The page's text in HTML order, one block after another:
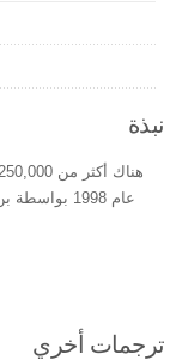
نبذة
عام 1998 بواسطة بن ستيد و أصبح جزأ من شبكة Heartlight فى عام 2000
ترجمات أخري